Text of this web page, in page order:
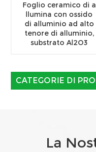
Foglio ceramico di a
llumina con ossido
di alluminio ad alto
tenore di alluminio,
substrato Al2O3
CATEGORIE DI
La